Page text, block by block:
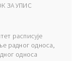
ЗА УПИС
расписује
радног односа,
односа